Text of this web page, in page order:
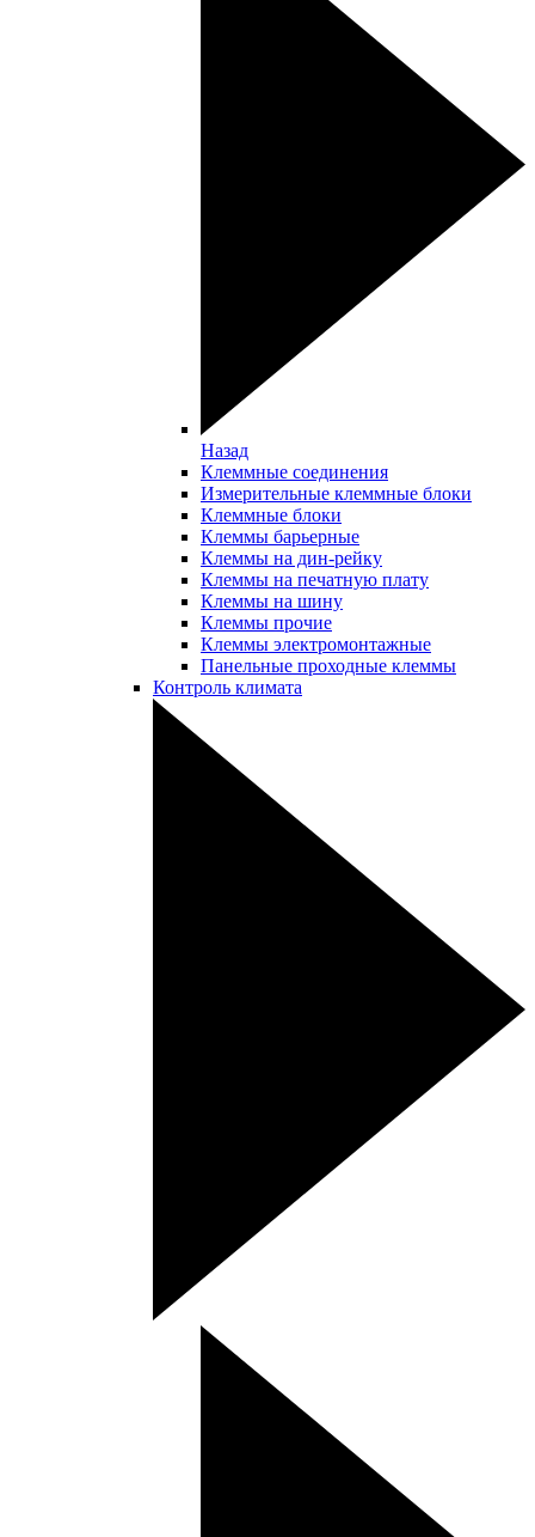
Назад
Клеммные соединения
Измерительные клеммные блоки
Клеммные блоки
Клеммы барьерные
Клеммы на дин-рейку
Клеммы на печатную плату
Клеммы на шину
Клеммы прочие
Клеммы электромонтажные
Панельные проходные клеммы
Контроль климата